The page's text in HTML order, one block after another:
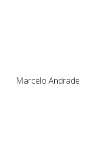
Marcelo Andrade